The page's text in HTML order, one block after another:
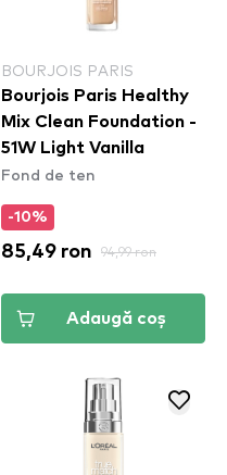
BOURJOIS PARIS
Bourjois Paris Healthy
Mix Clean Foundation -
51W Light Vanilla
Fond de ten
-10%
85,49 ron 94,99 ron
Adaugă coș